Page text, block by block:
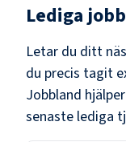
Lediga
Letar du ditt
du precis tagit
Jobbland
senaste lediga